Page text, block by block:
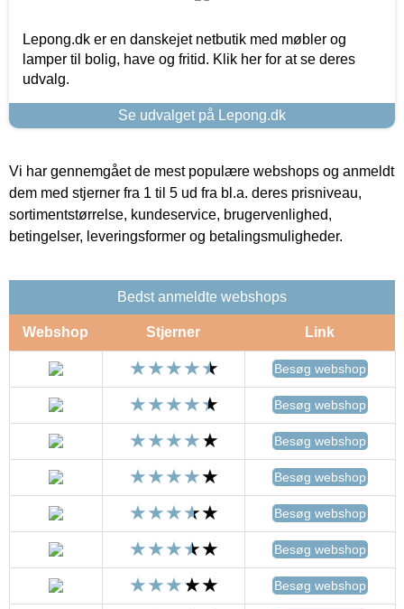
Lepong.dk er en danskejet netbutik med møbler og
lamper til bolig, have og fritid. Klik her for at se deres
udvalg.
Se udvalget på Lepong.dk
Vi har gennemgået de mest populære webshops og anmeldt
dem med stjerner fra 1 til 5 ud fra bl.a. deres prisniveau,
sortimentstørrelse, kundeservice, brugervenlighed,
betingelser, leveringsformer og betalingsmuligheder.
Bedst anmeldte webshops
Webshop Stjerner Link
Besøg webshop
Besøg webshop
Besøg webshop
Besøg webshop
Besøg webshop
Besøg webshop
Besøg webshop